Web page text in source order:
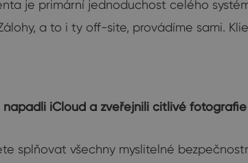
je primární jednoduchost celého
a to i ty off-site, provádíme sami.
iCloud a zveřejnili citlivé
splňovat všechny myslitelné